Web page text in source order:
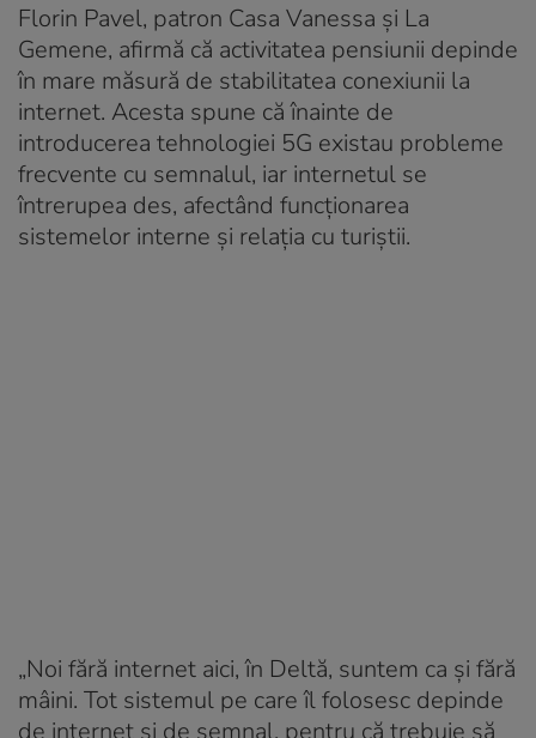
Florin Pavel, patron Casa Vanessa și La
Gemene, afirmă că activitatea pensiunii depinde
în mare măsură de stabilitatea conexiunii la
internet. Acesta spune că înainte de
introducerea tehnologiei 5G existau probleme
frecvente cu semnalul, iar internetul se
întrerupea des, afectând funcționarea
sistemelor interne și relația cu turiștii.
„Noi fără internet aici, în Deltă, suntem ca și fără
mâini. Tot sistemul pe care îl folosesc depinde
de internet și de semnal, pentru că trebuie să